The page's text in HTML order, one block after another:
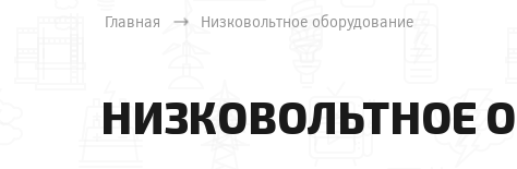
Главная Низковольтное оборудование
НИЗКОВОЛЬТНОЕ